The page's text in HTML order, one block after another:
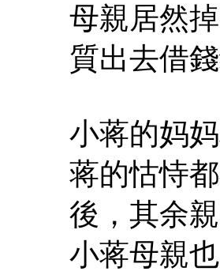
母親居然
質出去借錢
小蒋的妈
蒋的怙恃
後，其余
小蒋母親